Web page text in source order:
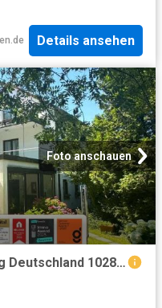
Details ansehen
Foto anschauen
14 Schlafzimmer Haus Leipzig Deutschland 102886520